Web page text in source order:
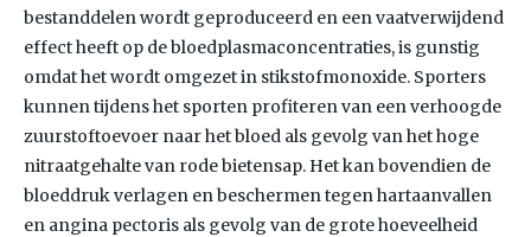
bestanddelen wordt geproduceerd en een vaatverwijdend
effect heeft op de bloedplasmaconcentraties, is gunstig
omdat het wordt omgezet in stikstofmonoxide. Sporters
kunnen tijdens het sporten profiteren van een verhoogde
zuurstoftoevoer naar het bloed als gevolg van het hoge
nitraatgehalte van rode bietensap. Het kan bovendien de
bloeddruk verlagen en beschermen tegen hartaanvallen
en angina pectoris als gevolg van de grote hoeveelheid